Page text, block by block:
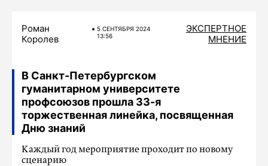
Роман
Королев
5 СЕНТЯБРЯ 2024
13:56
ЭКСПЕРТНОЕ
МНЕНИЕ
В Санкт-Петербургском
гуманитарном университете
профсоюзов прошла 33-я
торжественная линейка, посвященная
Дню знаний
Каждый год мероприятие проходит по новому
сценарию